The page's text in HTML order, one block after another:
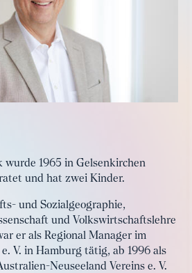
wurde 1965 in Gelsenkirchen
und hat zwei Kinder.
und Sozialgeographie,
und Volkswirtschaftslehre
er als Regional Manager im
V. in Hamburg tätig, ab 1996 als
Neuseeland Vereins e. V.